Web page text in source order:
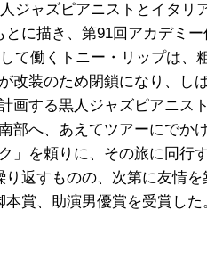
ジャズピアニストとイタリ
に描き、第91回アカデミ
て働くトニー・リップは、
装のため閉鎖になり、しば
画する黒人ジャズピアニス
部へ、あえてツアーにでか
」を頼りに、その旅に同行
返すものの、次第に友情を
賞、助演男優賞を受賞した